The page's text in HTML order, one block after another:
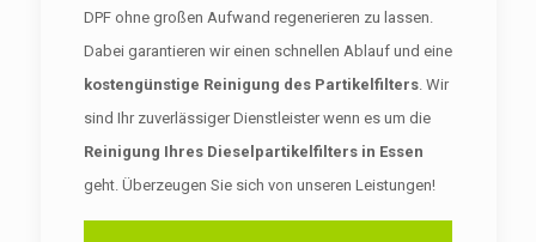
DPF ohne großen Aufwand regenerieren zu lassen.
Dabei garantieren wir einen schnellen Ablauf und eine
kostengünstige Reinigung des Partikelfilters. Wir
sind Ihr zuverlässiger Dienstleister wenn es um die
Reinigung Ihres Dieselpartikelfilters in Essen
geht. Überzeugen Sie sich von unseren Leistungen!